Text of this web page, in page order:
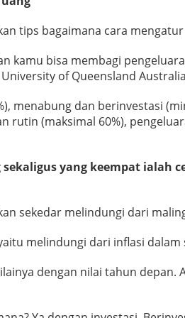
tips bagaimana cara
kamu bisa membagi
of Queensland
menabung dan berinvestasi
rutin (maksimal 60%),
yang keempat ialah
sekedar melindungi dari
melindungi dari inflasi dalam
dengan nilai tahun depan.